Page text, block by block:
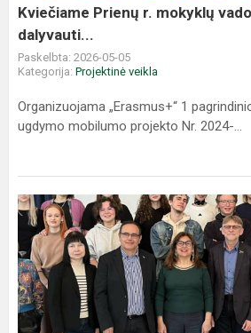
dalyvauti...
Kviečiame Prienų r. mokyklų
dalyvauti...
Paskelbta: 2026-05-05
Kategorija: Projektinė veikla
Organizuojama „Erasmus+“ 1
ugdymo mobilumo projekto Nr. 2024-...
Prienų
„Žiburio“
ir
„Nord
Plus“
projekto